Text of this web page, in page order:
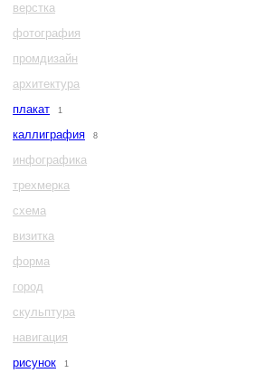
верстка
фотография
промдизайн
архитектура
плакат
1
каллиграфия 8
инфографика
трехмерка
схема
визитка
форма
город
скульптура
навигация
рисунок
1